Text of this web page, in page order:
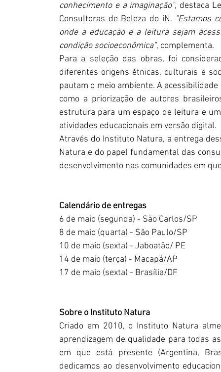
conhecimento e a imaginação", destaca
Consultoras de Beleza do iN. "Estamos
onde a educação e a leitura sejam
condição socioeconômica", complementa.
Para a seleção das obras, foi
diferentes origens étnicas, culturais e
pautam o meio ambiente. A
como a priorização de autores
estrutura para um espaço de leitura e
atividades educacionais em versão digital.
Através do Instituto Natura, a entrega
Natura e do papel fundamental das
desenvolvimento nas comunidades em
Calendário de entregas
6 de maio (segunda) - São Carlos/SP
8 de maio (quarta) - São Paulo/SP
10 de maio (sexta) - Jaboatão/ PE
14 de maio (terça) - Macapá/AP
17 de maio (sexta) - Brasília/DF
Sobre o Instituto Natura
Criado em 2010, o Instituto Natura
aprendizagem de qualidade para todas
em que está presente (Argentina,
dedicamos ao desenvolvimento